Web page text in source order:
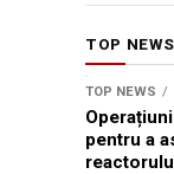
TOP
TOP NEWS
pentru a